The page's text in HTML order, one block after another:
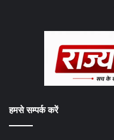
हमसे सम्पर्क करें